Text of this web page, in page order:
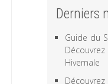
Derniers
Guide du
Hivernale